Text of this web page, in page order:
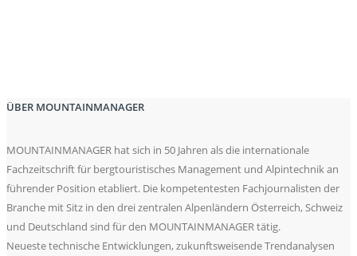
ÜBER MOUNTAINMANAGER
MOUNTAINMANAGER hat sich in 50 Jahren als die internationale
Fachzeitschrift für bergtouristisches Management und Alpintechnik an
führender Position etabliert. Die kompetentesten Fachjournalisten der
Branche mit Sitz in den drei zentralen Alpenländern Österreich, Schweiz
und Deutschland sind für den MOUNTAINMANAGER tätig.
Neueste technische Entwicklungen, zukunftsweisende Trendanalysen